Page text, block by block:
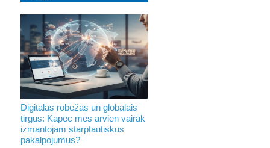
Digitālās robežas un globālais
tirgus: Kāpēc mēs arvien vairāk
izmantojam starptautiskus
pakalpojumus?